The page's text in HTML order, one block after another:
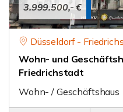
3.999.500,- €
Düsseldorf -
Wohn- und
Friedrichstadt
Wohn- / Geschäftshaus